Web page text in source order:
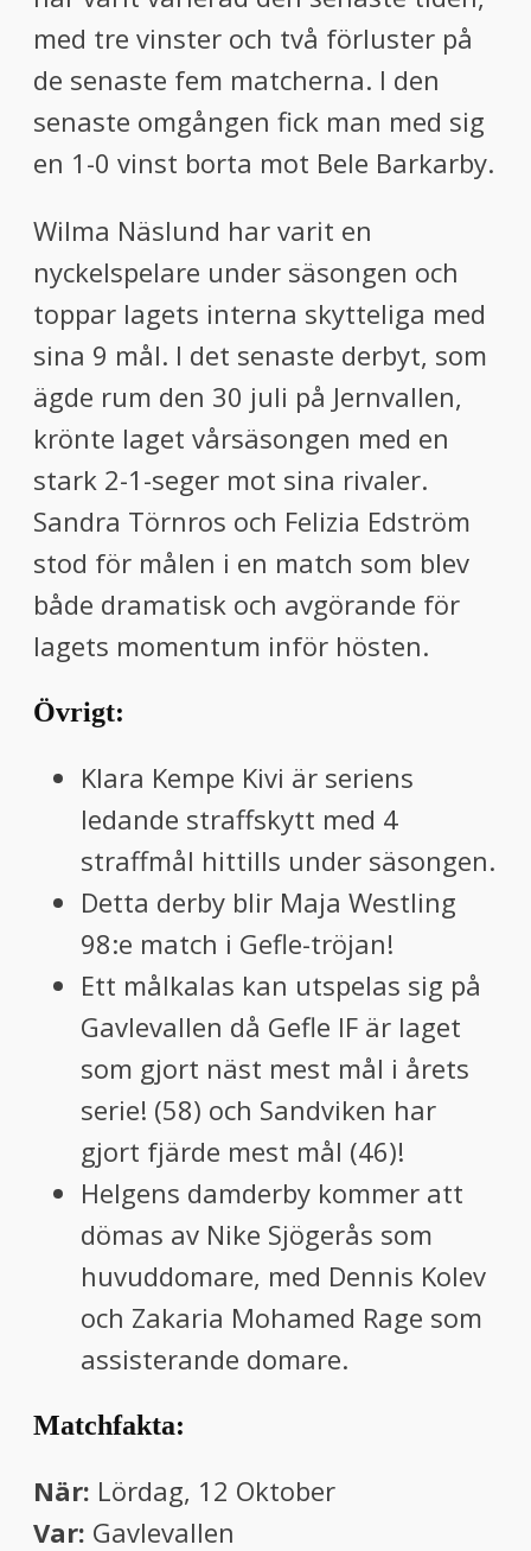
med tre vinster och två förluster på
de senaste fem matcherna. I den
senaste omgången fick man med sig
en 1-0 vinst borta mot Bele Barkarby.
Wilma Näslund har varit en
nyckelspelare under säsongen och
toppar lagets interna skytteliga med
sina 9 mål. I det senaste derbyt, som
ägde rum den 30 juli på Jernvallen,
krönte laget vårsäsongen med en
stark 2-1-seger mot sina rivaler.
Sandra Törnros och Felizia Edström
stod för målen i en match som blev
både dramatisk och avgörande för
lagets momentum inför hösten.
Övrigt:
Klara Kempe Kivi är seriens
ledande straffskytt med 4
straffmål hittills under säsongen.
Detta derby blir Maja Westling
98:e match i Gefle-tröjan!
Ett målkalas kan utspelas sig på
Gavlevallen då Gefle IF är laget
som gjort näst mest mål i årets
serie! (58) och Sandviken har
gjort fjärde mest mål (46)!
Helgens damderby kommer att
dömas av Nike Sjögerås som
huvuddomare, med Dennis Kolev
och Zakaria Mohamed Rage som
assisterande domare.
Matchfakta:
När: Lördag, 12 Oktober
Var: Gavlevallen